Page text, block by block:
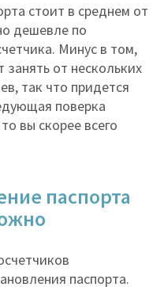
стоит в среднем от
дешевле по
Минус в том,
от нескольких
так что придется
поверка
вы скорее всего
паспорта
паспорта.